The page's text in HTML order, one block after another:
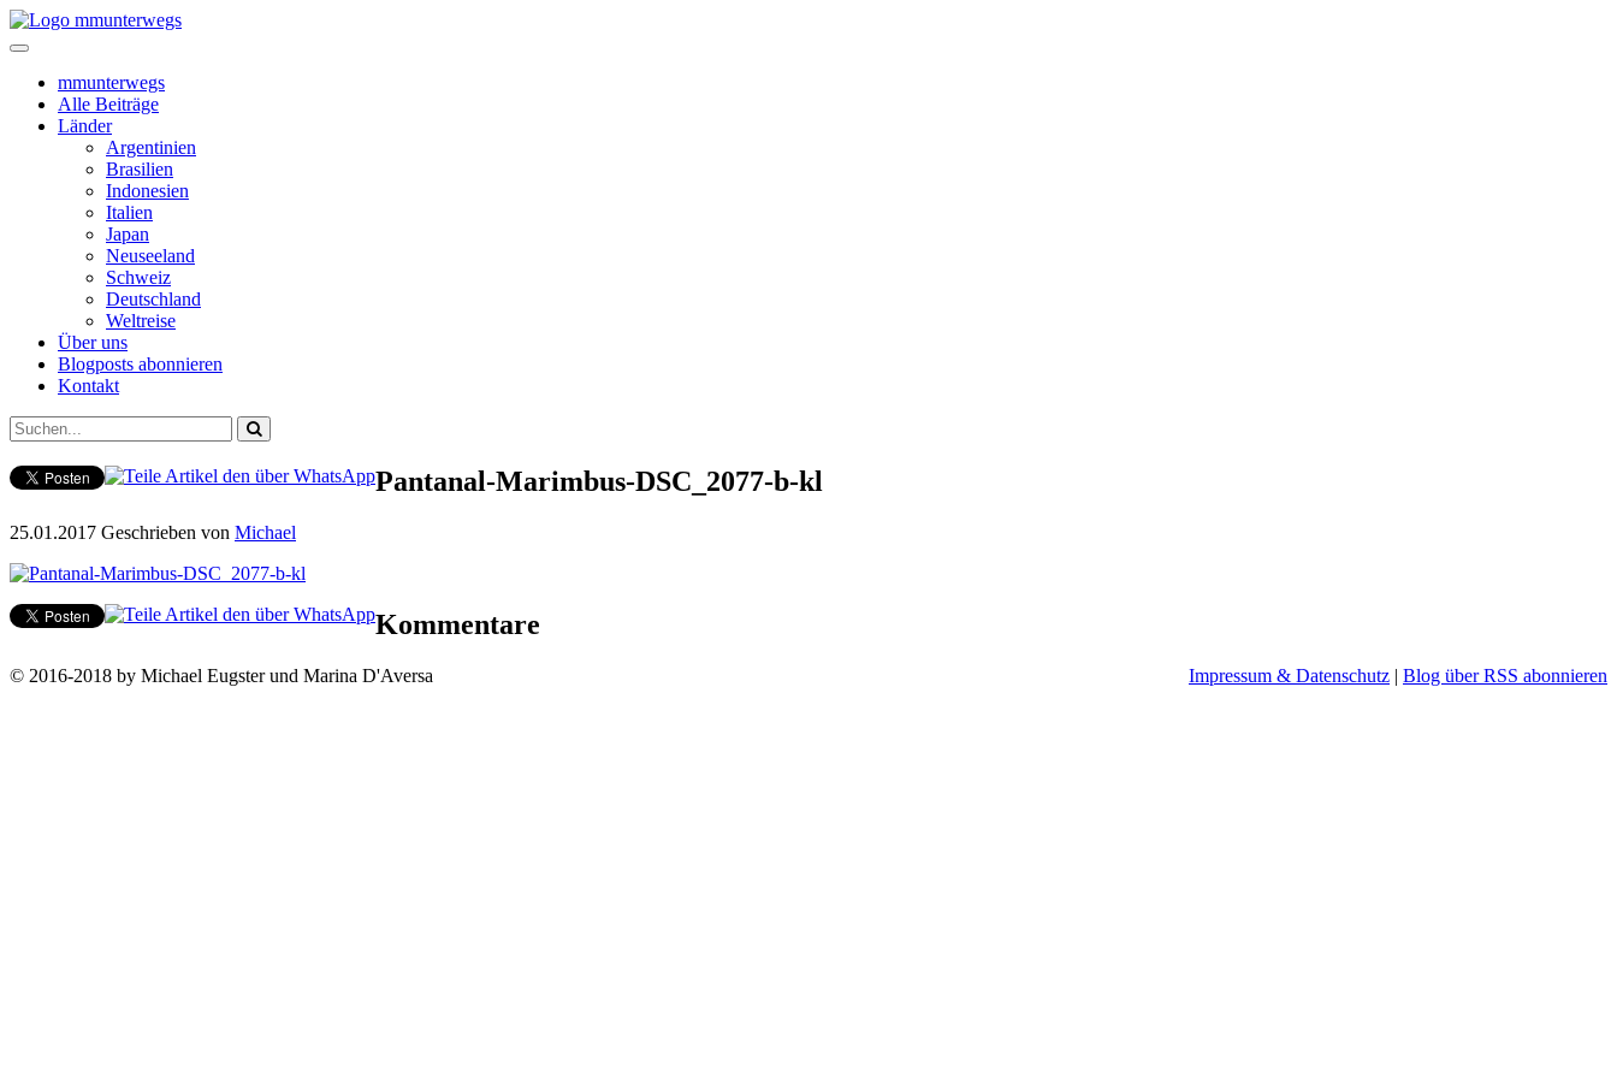
mmunterwegs
Alle Beiträge
Länder
Argentinien
Brasilien
Indonesien
Italien
Japan
Neuseeland
Schweiz
Deutschland
Weltreise
Über uns
Blogposts abonnieren
Kontakt
Pantanal-Marimbus-DSC_2077-b-kl
25.01.2017 Geschrieben von Michael
Kommentare
© 2016-2018 by Michael Eugster und Marina D'Aversa Impressum & Datenschutz | Blog über RSS abonnieren